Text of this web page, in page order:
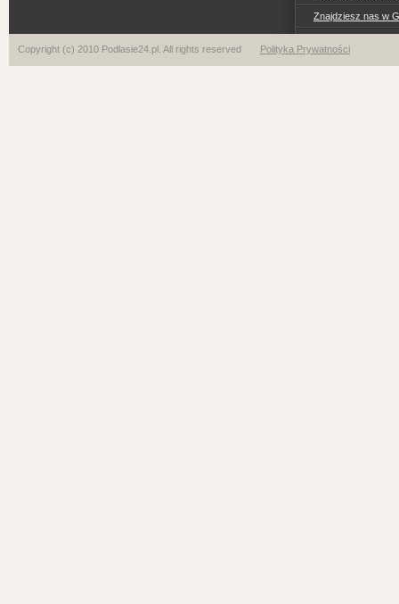
Znajdziesz nas w
Copyright (c) 2010 Podlasie24.pl. All rights reserved Polityka Prywatności